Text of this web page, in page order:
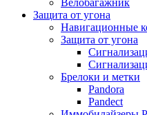
Велобагажник
Защита от угона
Навигационные
Защита от угона
Брелоки и метки
Pandora
Pandect